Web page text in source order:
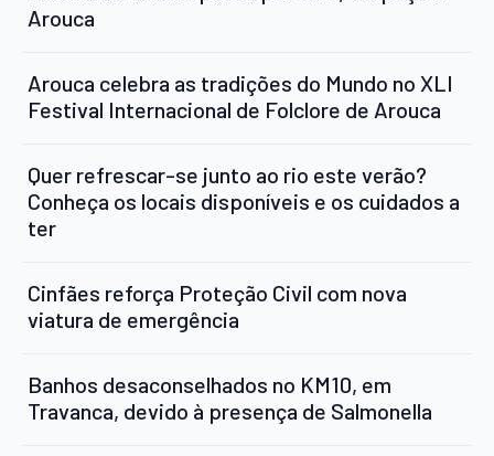
Arouca
Arouca celebra as tradições do Mundo no XLI
Festival Internacional de Folclore de Arouca
Quer refrescar-se junto ao rio este verão?
Conheça os locais disponíveis e os cuidados a
ter
Cinfães reforça Proteção Civil com nova
viatura de emergência
Banhos desaconselhados no KM10, em
Travanca, devido à presença de Salmonella